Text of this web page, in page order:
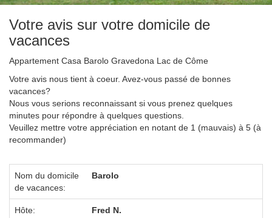
Votre avis sur votre domicile de
vacances
Appartement Casa Barolo Gravedona Lac de Côme
Votre avis nous tient à coeur. Avez-vous passé de bonnes
vacances?
Nous vous serions reconnaissant si vous prenez quelques
minutes pour répondre à quelques questions.
Veuillez mettre votre appréciation en notant de 1 (mauvais) à 5 (à
recommander)
Nom du domicile
de vacances:
Barolo
Hôte: Fred N.